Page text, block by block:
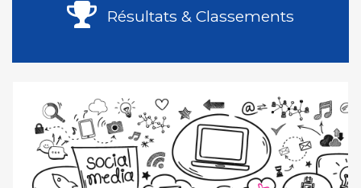
Résultats & Classements